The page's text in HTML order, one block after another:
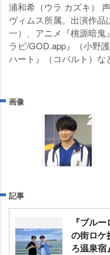
浦和希（ウラ カズキ）
ヴィムス所属。出演作
一）、アニメ『桃源暗鬼
ラビ/GOD.app』（小野
ハート』（コバルト）な
画像
記事
『ブル
の街ロケ
ろ温泉宿